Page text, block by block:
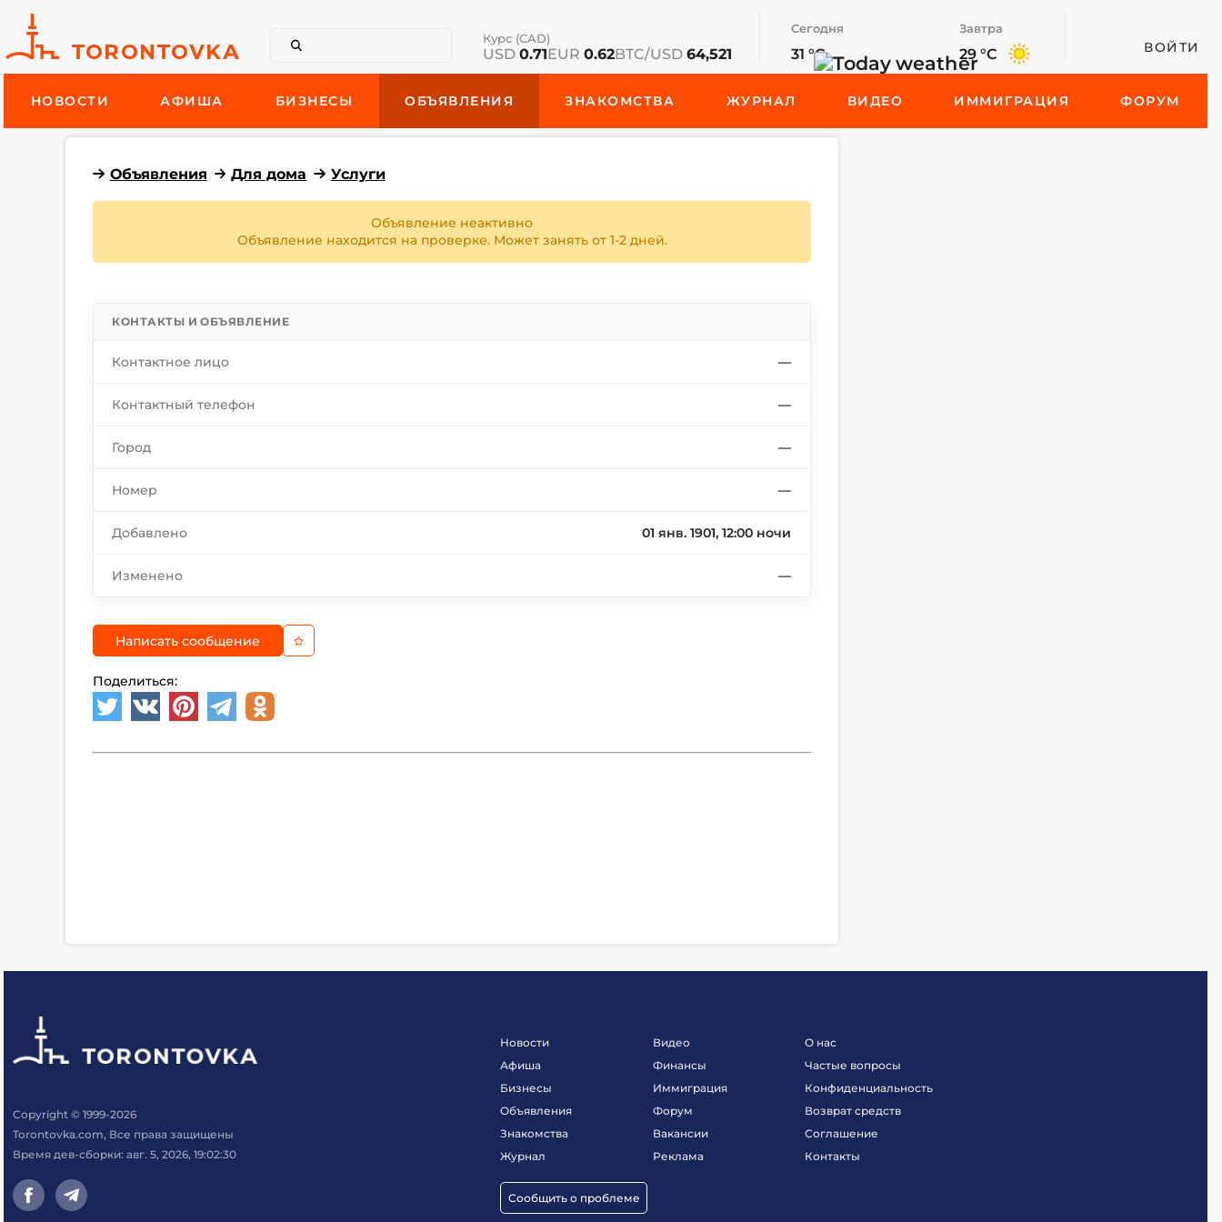
Курс (CAD)
USD 0.71EUR 0.62BTC/USD 64,521
Сегодня
31 °C
Завтра
29 °C ВОЙТИ
НОВОСТИ АФИША БИЗНЕСЫ ОБЪЯВЛЕНИЯ ЗНАКОМСТВА ЖУРНАЛ ВИДЕО ИММИГРАЦИЯ ФОРУМ
Объявления Для дома Услуги
Объявление неактивно
Объявление находится на проверке. Может занять от 1-2 дней.
КОНТАКТЫ И ОБЪЯВЛЕНИЕ
Контактное лицо —
Контактный телефон —
Город —
Номер —
Добавлено 01 янв. 1901, 12:00 ночи
Изменено —
Написать сообщение
Поделиться:
Copyright © 1999-2026
Torontovka.com, Все права защищены
Время дев-сборки: авг. 5, 2026, 19:02:30
Новости
Афиша
Бизнесы
Объявления
Знакомства
Журнал
Сообщить о проблеме
Видео
Финансы
Иммиграция
Форум
Вакансии
Реклама
О нас
Частые вопросы
Конфиденциальность
Возврат средств
Соглашение
Контакты